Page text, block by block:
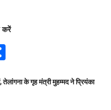
करें
e
के गृह मंत्री मुहम्मद ने प्रियंका